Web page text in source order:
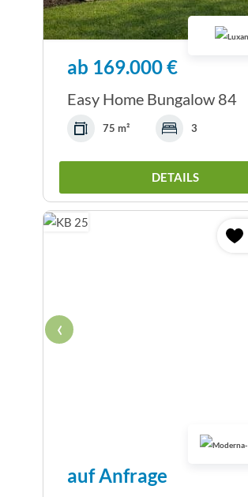
ab 169.000 €
Easy Home Bungalow 84
75 m² 3
DETAILS
‹
auf Anfrage